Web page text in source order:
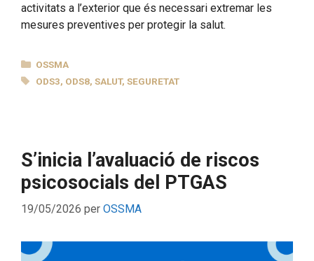
activitats a l’exterior que és necessari extremar les
mesures preventives per protegir la salut.
CATEGORIES
OSSMA
ETIQUETES
ODS3, ODS8,SALUT,SEGURETAT
S’inicia l’avaluació de riscos
psicosocials del PTGAS
19/05/2026 per OSSMA